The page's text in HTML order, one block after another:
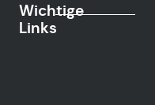
Wichtige
Links